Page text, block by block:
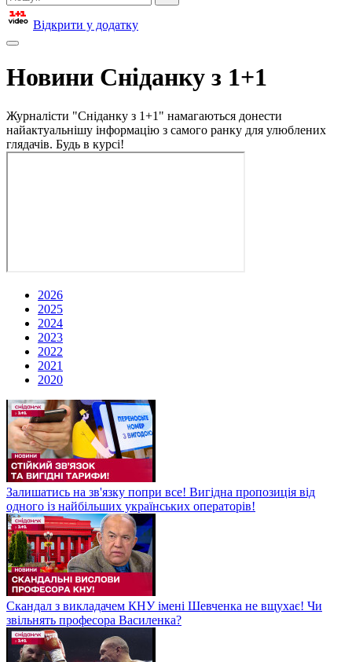
Відкрити у додатку
Новини Сніданку з 1+1
Журналісти "Сніданку з 1+1" намагаються донести
найактуальнішу інформацію з самого ранку для улюблених
глядачів. Будь в курсі!
2026
2025
2024
2023
2022
2021
2020
Залишатись на зв'язку попри все! Вигідна пропозиція від
одного із найбільших українських операторів!
Скандал з викладачем КНУ імені Шевченка не вщухає! Чи
звільнять професора Василенка?